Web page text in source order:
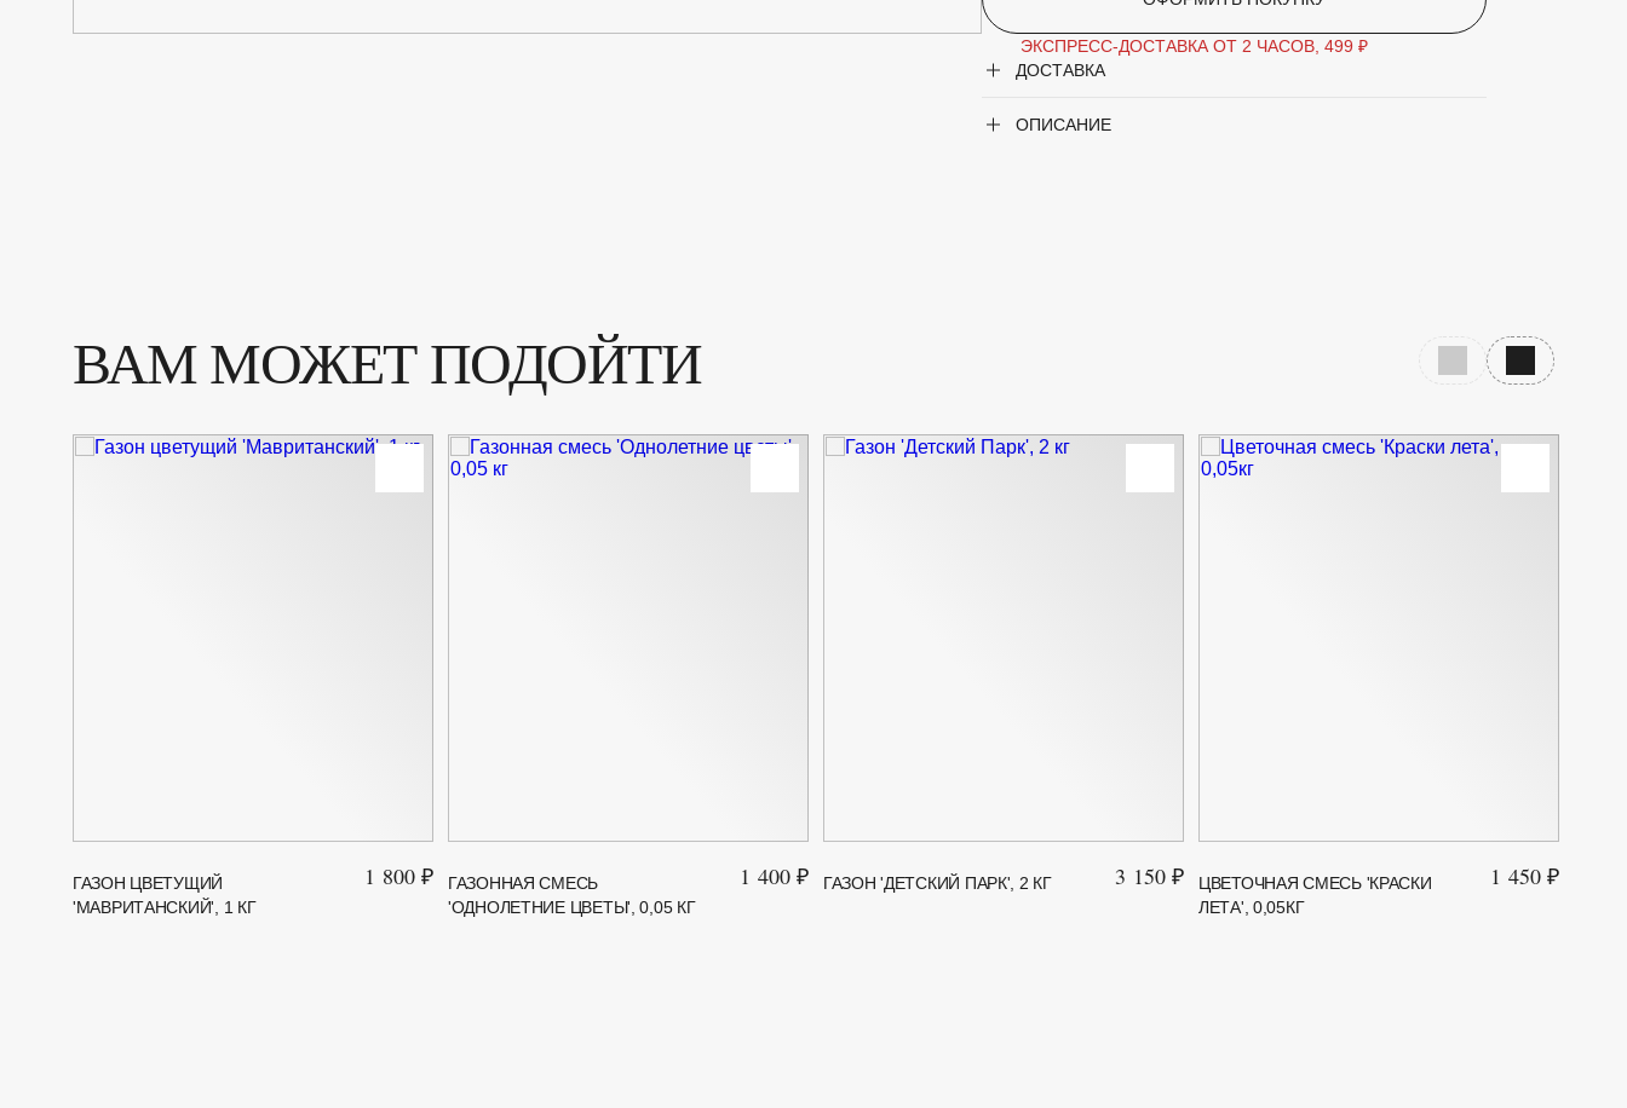
ЭКСПРЕСС-ДОСТАВКА ОТ 2 ЧАСОВ, 499 ₽
ДОСТАВКА
ОПИСАНИЕ
ВАМ МОЖЕТ ПОДОЙТИ Предыдущий слайд
Следующий
ГАЗОН ЦВЕТУЩИЙ
'МАВРИТАНСКИЙ', 1 КГ
1 800 ₽
ГАЗОННАЯ СМЕСЬ
'ОДНОЛЕТНИЕ ЦВЕТЫ', 0,05 КГ
1 400 ₽ ГАЗОН 'ДЕТСКИЙ ПАРК', 2 КГ 3 150 ₽
ЦВЕТОЧНАЯ СМЕСЬ 'КРАСКИ
ЛЕТА', 0,05КГ
1 450 ₽